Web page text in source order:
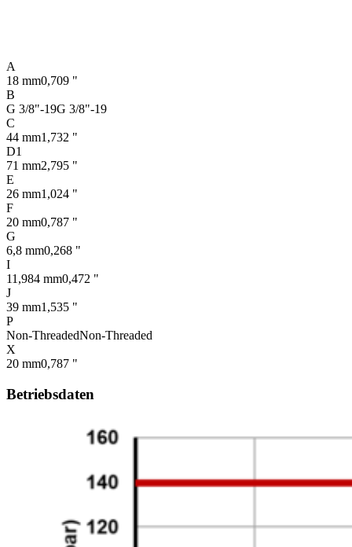
A
18 mm0,709 "
B
G 3/8"-19G 3/8"-19
C
44 mm1,732 "
D1
71 mm2,795 "
E
26 mm1,024 "
F
20 mm0,787 "
G
6,8 mm0,268 "
I
11,984 mm0,472 "
J
39 mm1,535 "
P
Non-ThreadedNon-Threaded
X
20 mm0,787 "
Betriebsdaten